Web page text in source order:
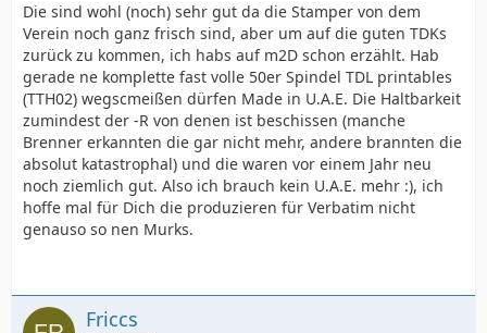
Die sind wohl (noch) sehr gut da die Stamper von dem
Verein noch ganz frisch sind, aber um auf die guten TDKs
zurück zu kommen, ich habs auf m2D schon erzählt. Hab
gerade ne komplette fast volle 50er Spindel TDL printables
(TTH02) wegscmeißen dürfen Made in U.A.E. Die Haltbarkeit
zumindest der -R von denen ist beschissen (manche
Brenner erkannten die gar nicht mehr, andere brannten die
absolut katastrophal) und die waren vor einem Jahr neu
noch ziemlich gut. Also ich brauch kein U.A.E. mehr :), ich
hoffe mal für Dich die produzieren für Verbatim nicht
genauso so nen Murks.
Friccs